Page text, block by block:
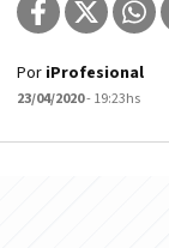
Por iProfesional
23/04/2020- 19:23hs